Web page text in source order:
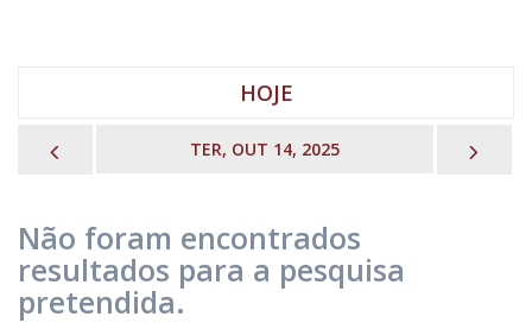
HOJE
TER, OUT 14, 2025
Não foram encontrados
resultados para a pesquisa
pretendida.